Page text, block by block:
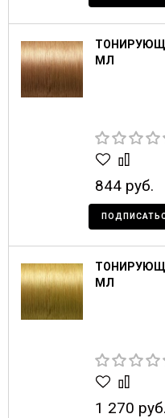
МЛ
844 руб.
МЛ
1 270 руб.